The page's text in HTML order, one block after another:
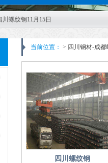
川螺纹钢11月15日
螺纹钢-四川钢轨-
红鑫2022年11月
纹钢-成都鑫红鑫
2022年10月27日
都H型钢-成都市鑫
价
酿刺激计划稳经
当前位置： > 四川钢材-成
四川螺纹钢